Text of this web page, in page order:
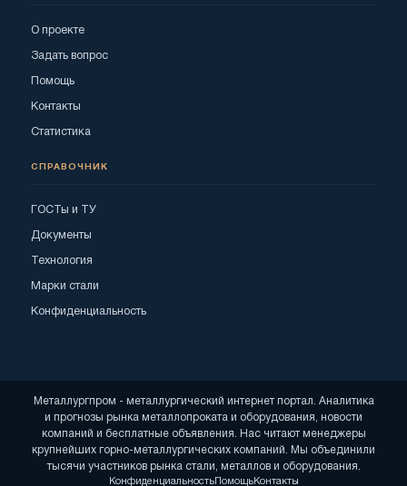
О проекте
Задать вопрос
Помощь
Контакты
Статистика
СПРАВОЧНИК
ГОСТы и ТУ
Документы
Технология
Марки стали
Конфиденциальность
Металлургпром - металлургический интернет портал. Аналитика
и прогнозы рынка металлопроката и оборудования, новости
компаний и бесплатные объявления. Нас читают менеджеры
крупнейших горно-металлургических компаний. Мы объединили
тысячи участников рынка стали, металлов и оборудования.
КонфиденциальностьПомощьКонтакты